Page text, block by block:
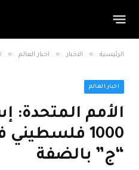
الرئيسية » الاخبار » اخبار العالم »
اخبار العالم
الأمم المتحدة:
1000
“ج” بالضفة